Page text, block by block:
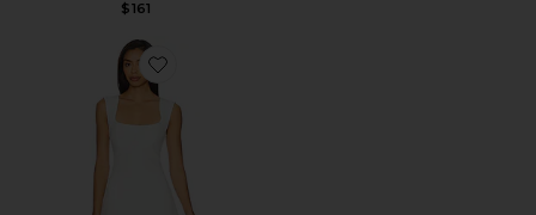
$161
Favorite ПЛАТЬЕ AUSTEN